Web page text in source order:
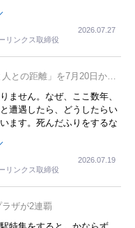
した。夕方から夜の便を利
し、若いからできたことで
森に行ったと聞くと、疲れ
リンクス取締役
2026.07.27
との距離」を7月20日から
ません。なぜ、ここ数年、
遭遇したら、どうしたらい
ます。死んだふりをするな
中で、この企画展はタイム
リンクス取締役
2026.07.19
ザが2連覇